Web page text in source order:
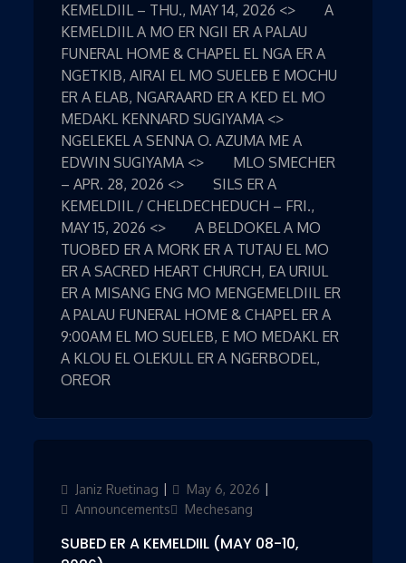
KEMELDIIL – THU., MAY 14, 2026 <> A
KEMELDIIL A MO ER NGII ER A PALAU
FUNERAL HOME & CHAPEL EL NGA ER A
NGETKIB, AIRAI EL MO SUELEB E MOCHU
ER A ELAB, NGARAARD ER A KED EL MO
MEDAKL KENNARD SUGIYAMA <>
NGELEKEL A SENNA O. AZUMA ME A
EDWIN SUGIYAMA <> MLO SMECHER
– APR. 28, 2026 <> SILS ER A
KEMELDIIL / CHELDECHEDUCH – FRI.,
MAY 15, 2026 <> A BELDOKEL A MO
TUOBED ER A MORK ER A TUTAU EL MO
ER A SACRED HEART CHURCH, EA URIUL
ER A MISANG ENG MO MENGEMELDIIL ER
A PALAU FUNERAL HOME & CHAPEL ER A
9:00AM EL MO SUELEB, E MO MEDAKL ER
A KLOU EL OLEKULL ER A NGERBODEL,
OREOR
Author
Janiz Ruetinag
Posted
on
May 6, 2026
Announcements
Mechesang
SUBED ER A KEMELDIIL (MAY 08-10,